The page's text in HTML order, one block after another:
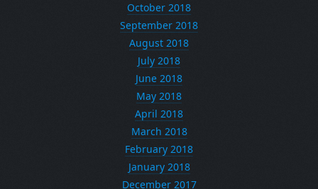
October 2018
September 2018
August 2018
July 2018
June 2018
May 2018
April 2018
March 2018
February 2018
January 2018
December 2017